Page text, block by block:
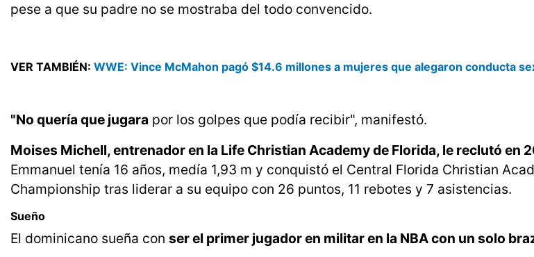
pese a que su padre no se mostraba del todo convencido.
VER TAMBIÉN: WWE: Vince McMahon pagó $14.6 millones a mujeres que alegaron conducta
"No quería que jugara por los golpes que podía recibir", manifestó.
Moises Michell, entrenador en la Life Christian Academy de Florida, le reclutó en
Emmanuel tenía 16 años, medía 1,93 m y conquistó el Central Florida Christian
Championship tras liderar a su equipo con 26 puntos, 11 rebotes y 7 asistencias.
Sueño
El dominicano sueña con ser el primer jugador en militar en la NBA con un solo